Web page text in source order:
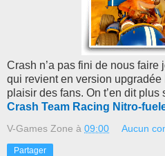
Crash n’a pas fini de nous
qui revient en version
plaisir des fans. On t’en dit
Crash Team Racing Nitro-
V-Games Zone à 09:00 Aucun
Partager